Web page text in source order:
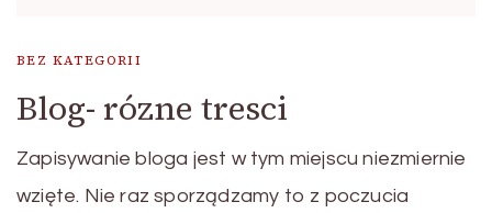
BEZ KATEGORII
Blog- rózne tresci
Zapisywanie bloga jest w tym miejscu niezmiernie
wzięte. Nie raz sporządzamy to z poczucia